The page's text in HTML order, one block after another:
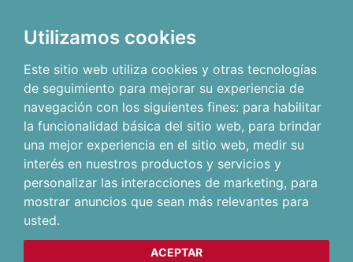
Utilizamos cookies
Este sitio web utiliza cookies y otras tecnologías
de seguimiento para mejorar su experiencia de
navegación con los siguientes fines: para habilitar
la funcionalidad básica del sitio web, para brindar
una mejor experiencia en el sitio web, medir su
interés en nuestros productos y servicios y
personalizar las interacciones de marketing, para
mostrar anuncios que sean más relevantes para
usted.
ACEPTAR